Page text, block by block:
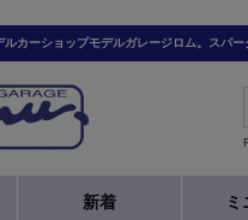
カーショップモデルガレージロム。スパ
新着 ミ